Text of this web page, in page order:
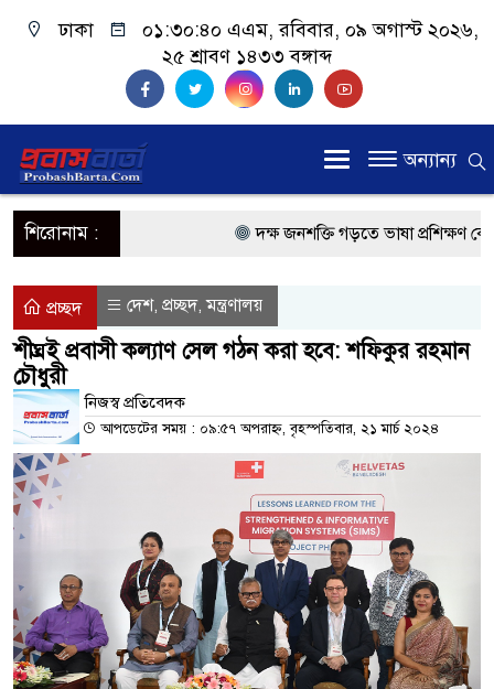
ঢাকা ০১:৩০:৪০ এএম, রবিবার, ০৯ অগাস্ট ২০২৬,
২৫ শ্রাবণ ১৪৩৩ বঙ্গাব্দ
অন্যান্য
শিরোনাম : দক্ষ জনশক্তি গড়তে ভাষা প্রশিক্ষণ কেন্দ্র
প্রধানমন্ত্রী
প্রবাসী কল্যাণমন্ত্রী সিলেটের আরিফুল
মালয়েশিয়ায় কর্মী পাঠাতে রিক্রুটিং
মালয়েশিয়া বিমানবন্দরে ভুয়া ভিসায়
বাংলাদেশিরা
মালয়েশিয়ায় নথি জালিয়াতির অভিযোগে
কুয়ালালামপুরে বিশেষ অভিযানে
আটক
প্রচ্ছদ দেশ, প্রচ্ছদ,মন্ত্রণালয়
শীঘ্রই প্রবাসী কল্যাণ সেল গঠন করা হবে: শফিকুর রহমান
চৌধুরী
নিজস্ব প্রতিবেদক
আপডেটের সময় : ০৯:৫৭ অপরাহ্ন, বৃহস্পতিবার, ২১ মার্চ ২০২৪